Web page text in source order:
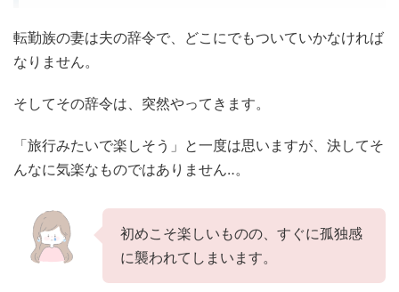
転勤族の妻は夫の辞令で、どこにでもついていかなければ
なりません。
そしてその辞令は、突然やってきます。
「旅行みたいで楽しそう」と一度は思いますが、決してそ
んなに気楽なものではありません‥。
初めこそ楽しいものの、すぐに孤独感
に襲われてしまいます。